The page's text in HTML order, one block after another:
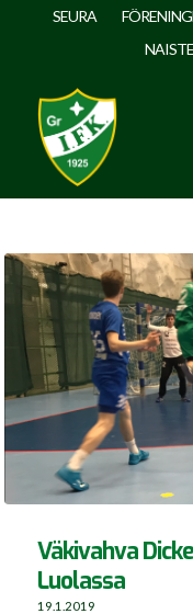
SEURA
Väkivahva
Luolassa
19.1.2019